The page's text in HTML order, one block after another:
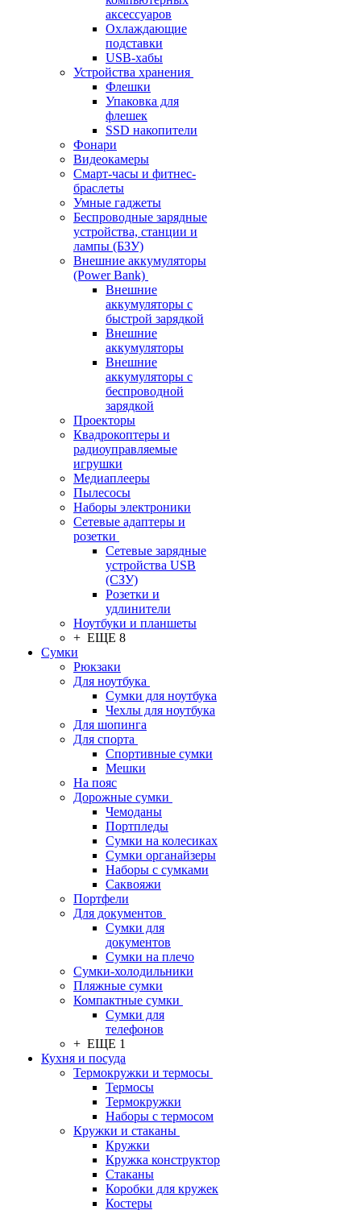
аксессуаров
Охлаждающие
подставки
USB-хабы
Устройства хранения
Флешки
Упаковка для
флешек
SSD накопители
Фонари
Видеокамеры
Смарт-часы и фитнес-
браслеты
Умные гаджеты
Беспроводные зарядные
устройства, станции и
лампы (БЗУ)
Внешние аккумуляторы
(Power Bank)
Внешние
аккумуляторы с
быстрой зарядкой
Внешние
аккумуляторы
Внешние
аккумуляторы с
беспроводной
зарядкой
Проекторы
Квадрокоптеры и
радиоуправляемые
игрушки
Медиаплееры
Пылесосы
Наборы электроники
Сетевые адаптеры и
розетки
Сетевые зарядные
устройства USB
(СЗУ)
Розетки и
удлинители
Ноутбуки и планшеты
+ ЕЩЕ 8
Сумки
Рюкзаки
Для ноутбука
Сумки для ноутбука
Чехлы для ноутбука
Для шопинга
Для спорта
Спортивные сумки
Мешки
На пояс
Дорожные сумки
Чемоданы
Портпледы
Сумки на колесиках
Сумки органайзеры
Наборы с сумками
Саквояжи
Портфели
Для документов
Сумки для
документов
Сумки на плечо
Сумки-холодильники
Пляжные сумки
Компактные сумки
Сумки для
телефонов
+ ЕЩЕ 1
Кухня и посуда
Термокружки и термосы
Термосы
Термокружки
Наборы с термосом
Кружки и стаканы
Кружки
Кружка конструктор
Стаканы
Коробки для кружек
Костеры